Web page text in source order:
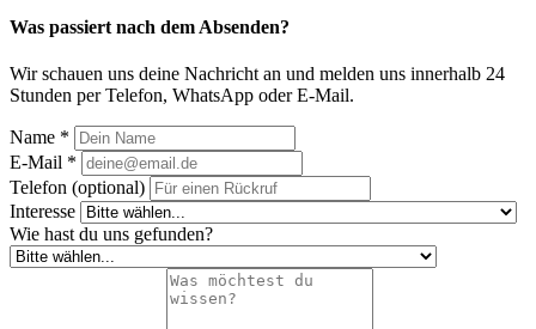
Was passiert nach dem Absenden?
Wir schauen uns deine Nachricht an und melden uns innerhalb 24
Stunden per Telefon, WhatsApp oder E-Mail.
Name *
E-Mail *
Telefon (optional)
Interesse
Wie hast du uns gefunden?